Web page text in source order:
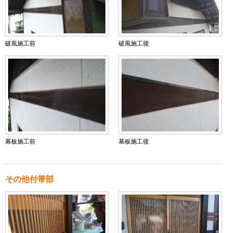
破風施工前 破風施工後
幕板施工前 幕板施工後
その他付帯部